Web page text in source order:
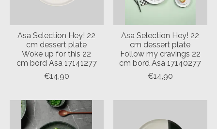
Asa Selection Hey! 22
cm dessert plate
Woke up for this 22
cm bord Asa 17141277
€14,90
Asa Selection Hey! 22
cm dessert plate
Follow my cravings 22
cm bord Asa 17140277
€14,90